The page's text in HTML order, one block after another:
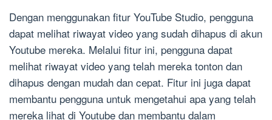
Dengan menggunakan fitur YouTube Studio, pengguna
dapat melihat riwayat video yang sudah dihapus di akun
Youtube mereka. Melalui fitur ini, pengguna dapat
melihat riwayat video yang telah mereka tonton dan
dihapus dengan mudah dan cepat. Fitur ini juga dapat
membantu pengguna untuk mengetahui apa yang telah
mereka lihat di Youtube dan membantu dalam